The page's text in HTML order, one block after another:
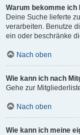
Warum bekomme ich
Deine Suche lieferte
verarbeiten. Benutze
ein oder beschränke
Nach oben
Wie kann ich nach
Gehe zur
Nach oben
Wie kann ich meine